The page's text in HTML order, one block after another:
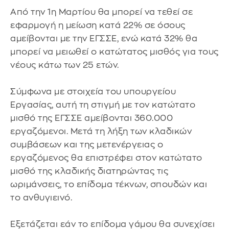
Από την 1η Μαρτίου θα μπορεί να τεθεί σε
εφαρμογή η μείωση κατά 22% σε όσους
αμείβονται με την ΕΓΣΣΕ, ενώ κατά 32% θα
μπορεί να μειωθεί ο κατώτατος μισθός για τους
νέους κάτω των 25 ετών.
Σύμφωνα με στοιχεία του υπουργείου
Εργασίας, αυτή τη στιγμή με τον κατώτατο
μισθό της ΕΓΣΣΕ αμείβονται 360.000
εργαζόμενοι. Μετά τη λήξη των κλαδικών
συμβάσεων και της μετενέργειας ο
εργαζόμενος θα επιστρέφει στον κατώτατο
μισθό της κλαδικής διατηρώντας τις
ωριμάνσεις, το επίδομα τέκνων, σπουδών και
το ανθυγιεινό.
Εξετάζεται εάν το επίδομα γάμου θα συνεχίσει